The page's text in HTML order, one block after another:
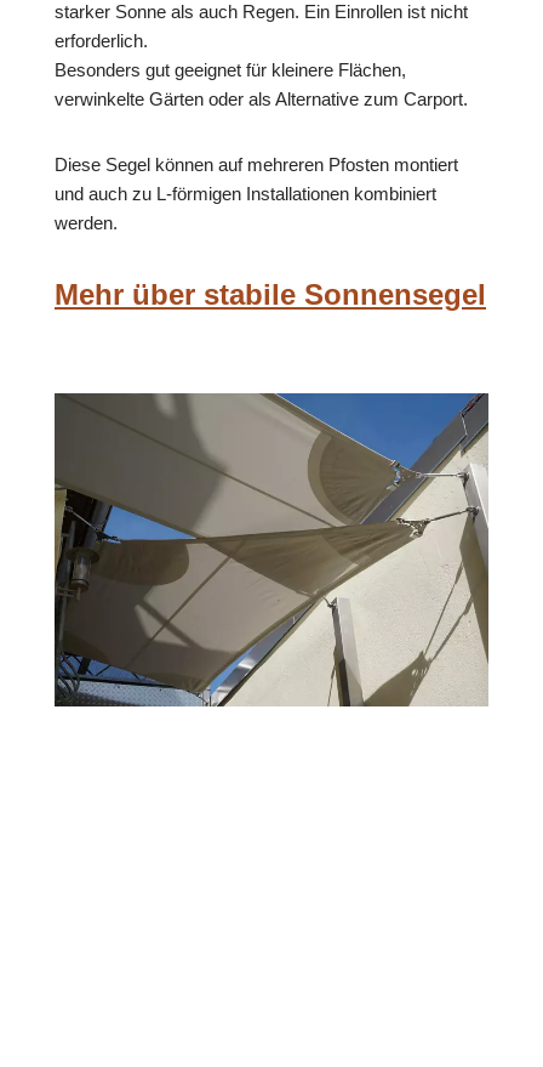
starker Sonne als auch Regen. Ein Einrollen ist nicht
erforderlich.
Besonders gut geeignet für kleinere Flächen,
verwinkelte Gärten oder als Alternative zum Carport.
Diese Segel können auf mehreren Pfosten montiert
und auch zu L-förmigen Installationen kombiniert
werden.
Mehr über stabile Sonnensegel